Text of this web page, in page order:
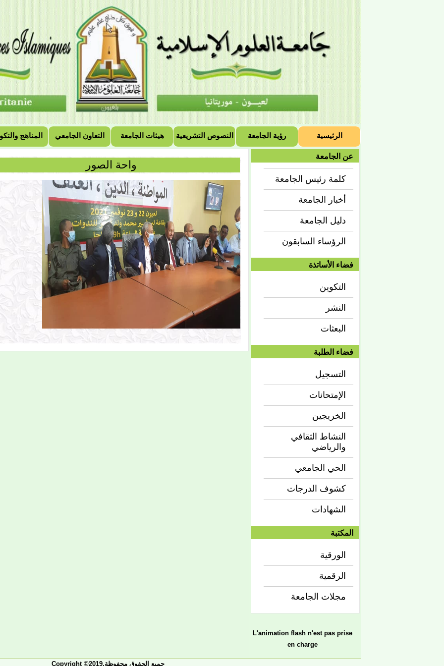
المناهج التعاون الجامعي هيئات الجامعة النصوص التشريعية رؤية الجامعة الرئيسية
واحة الصور
عن الجامعة
كلمة رئيس الجامعة
أخبار الجامعة
دليل الجامعة
الرؤساء السابقون
فضاء الأساتذة
التكوين
النشر
البعثات
فضاء الطلبة
التسجيل
الإمتحانات
الخريجين
النشاط الثقافي
والرياضي
الحي الجامعي
كشوف الدرجات
الشهادات
المكتبة
الورقية
الرقمية
مجلات الجامعة
L'animation flash n'est pas prise
en charge
Copyright ©2019.جميع الحقوق محفوظة